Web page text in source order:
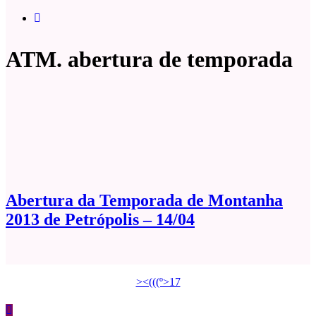
ATM. abertura de temporada
Abertura da Temporada de Montanha
2013 de Petrópolis – 14/04
><(((º>17